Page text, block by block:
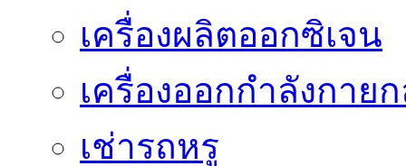
เครื่องผลิตออกซิเจน
เครื่องออกกำลังกาย
เช่ารถหรู